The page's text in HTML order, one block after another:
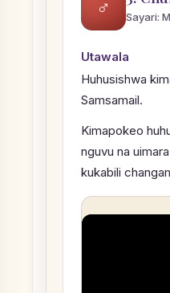
♂ Sayari:
Utawala
Huhusishwa
Samsamail.
Kimapokeo
nguvu na
kukabili